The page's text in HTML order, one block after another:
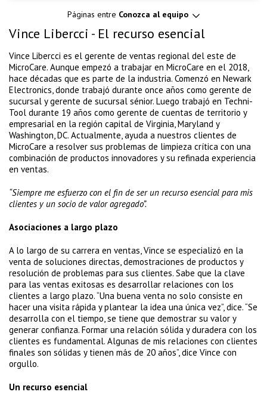
Páginas entre Conozca al equipo
Vince Libercci - El recurso esencial
Vince Libercci es el gerente de ventas regional del este de
MicroCare. Aunque empezó a trabajar en MicroCare en el 2018,
hace décadas que es parte de la industria. Comenzó en Newark
Electronics, donde trabajó durante once años como gerente de
sucursal y gerente de sucursal sénior. Luego trabajó en Techni-
Tool durante 19 años como gerente de cuentas de territorio y
empresarial en la región capital de Virginia, Maryland y
Washington, DC. Actualmente, ayuda a nuestros clientes de
MicroCare a resolver sus problemas de limpieza crítica con una
combinación de productos innovadores y su refinada experiencia
en ventas.
“Siempre me esfuerzo con el fin de ser un recurso esencial para mis
clientes y un socio de valor agregado”.
Asociaciones a largo plazo
A lo largo de su carrera en ventas, Vince se especializó en la
venta de soluciones directas, demostraciones de productos y
resolución de problemas para sus clientes. Sabe que la clave
para las ventas exitosas es desarrollar relaciones con los
clientes a largo plazo. “Una buena venta no solo consiste en
hacer una visita rápida y plantear la idea una única vez”, dice. “Se
desarrolla con el tiempo, se tiene que demostrar su valor y
generar confianza. Formar una relación sólida y duradera con los
clientes es fundamental. Algunas de mis relaciones con clientes
finales son sólidas y tienen más de 20 años”, dice Vince con
orgullo.
Un recurso esencial